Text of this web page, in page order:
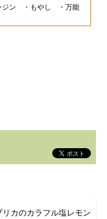
ジン ・もやし ・万能
リカのカラフル塩レモン